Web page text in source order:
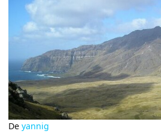
Deyannig